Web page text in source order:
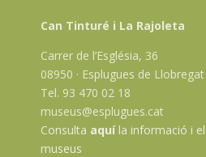
Can Tinturé i La Rajoleta
Carrer de l’Església, 36
08950 · Esplugues de Llobregat
Tel. 93 470 02 18
museus@esplugues.cat
Consulta aquíla informació i
museus